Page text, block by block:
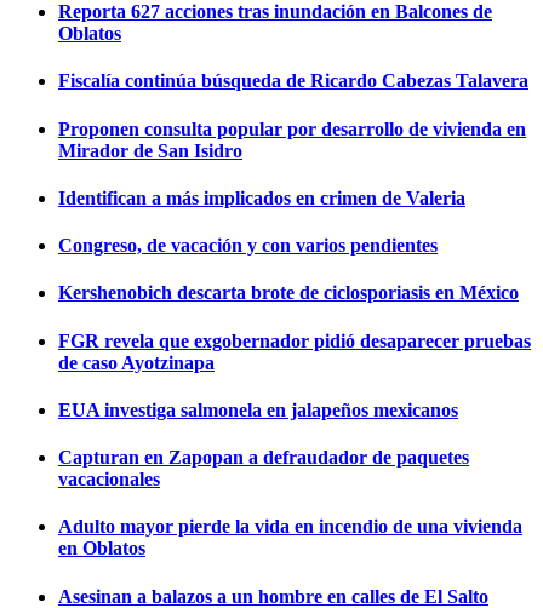
Reporta 627 acciones tras inundación en Balcones de
Oblatos
Fiscalía continúa búsqueda de Ricardo Cabezas Talavera
Proponen consulta popular por desarrollo de vivienda en
Mirador de San Isidro
Identifican a más implicados en crimen de Valeria
Congreso, de vacación y con varios pendientes
Kershenobich descarta brote de ciclosporiasis en México
FGR revela que exgobernador pidió desaparecer pruebas
de caso Ayotzinapa
EUA investiga salmonela en jalapeños mexicanos
Capturan en Zapopan a defraudador de paquetes
vacacionales
Adulto mayor pierde la vida en incendio de una vivienda
en Oblatos
Asesinan a balazos a un hombre en calles de El Salto